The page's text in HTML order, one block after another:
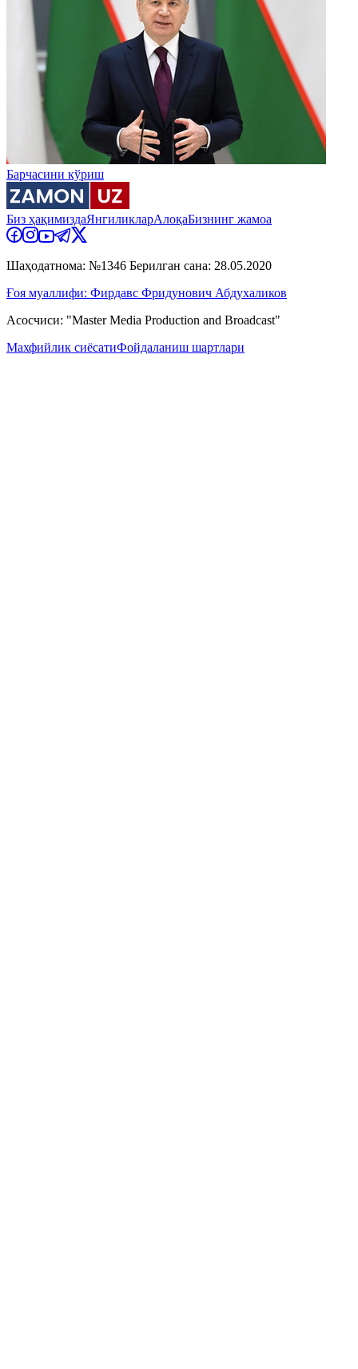
Барчасини кўриш
Биз ҳақимиздаЯнгиликларАлоқаБизнинг жамоа
Шаҳодатнома: №1346 Берилган сана: 28.05.2020
Ғоя муаллифи: Фирдавс Фридунович Абдухаликов
Асосчиси: "Master Media Production and Broadcast"
Махфийлик сиёсатиФойдаланиш шартлари